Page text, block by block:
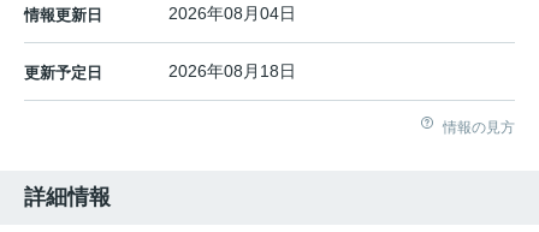
情報更新日 2026年08月04日
更新予定日 2026年08月18日
情報の見方
詳細情報